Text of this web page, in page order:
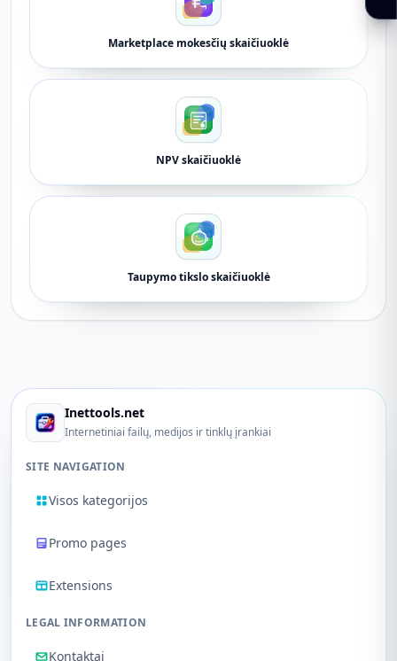
Marketplace mokesčių skaičiuoklė
NPV skaičiuoklė
Taupymo tikslo skaičiuoklė
Inettools.net
Internetiniai failų, medijos ir tinklų įrankiai
SITE NAVIGATION
Visos kategorijos
Promo pages
Extensions
LEGAL INFORMATION
Kontaktai